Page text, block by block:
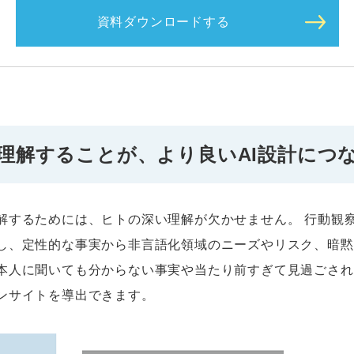
資料ダウンロードする
解することが、より良いAI設計につ
するためには、ヒトの深い理解が欠かせません。 行動観
、定性的な事実から非言語化領域のニーズやリスク、暗
人に聞いても分からない事実や当たり前すぎて見過ごさ
イトを導出できます。